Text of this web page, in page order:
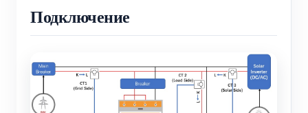
Подключение